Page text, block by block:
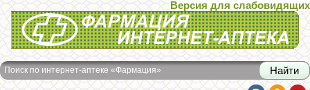
Интернет-аптека Фармация
Версия для слабовидящих
Поиск по интернет-аптеке «Фармация»